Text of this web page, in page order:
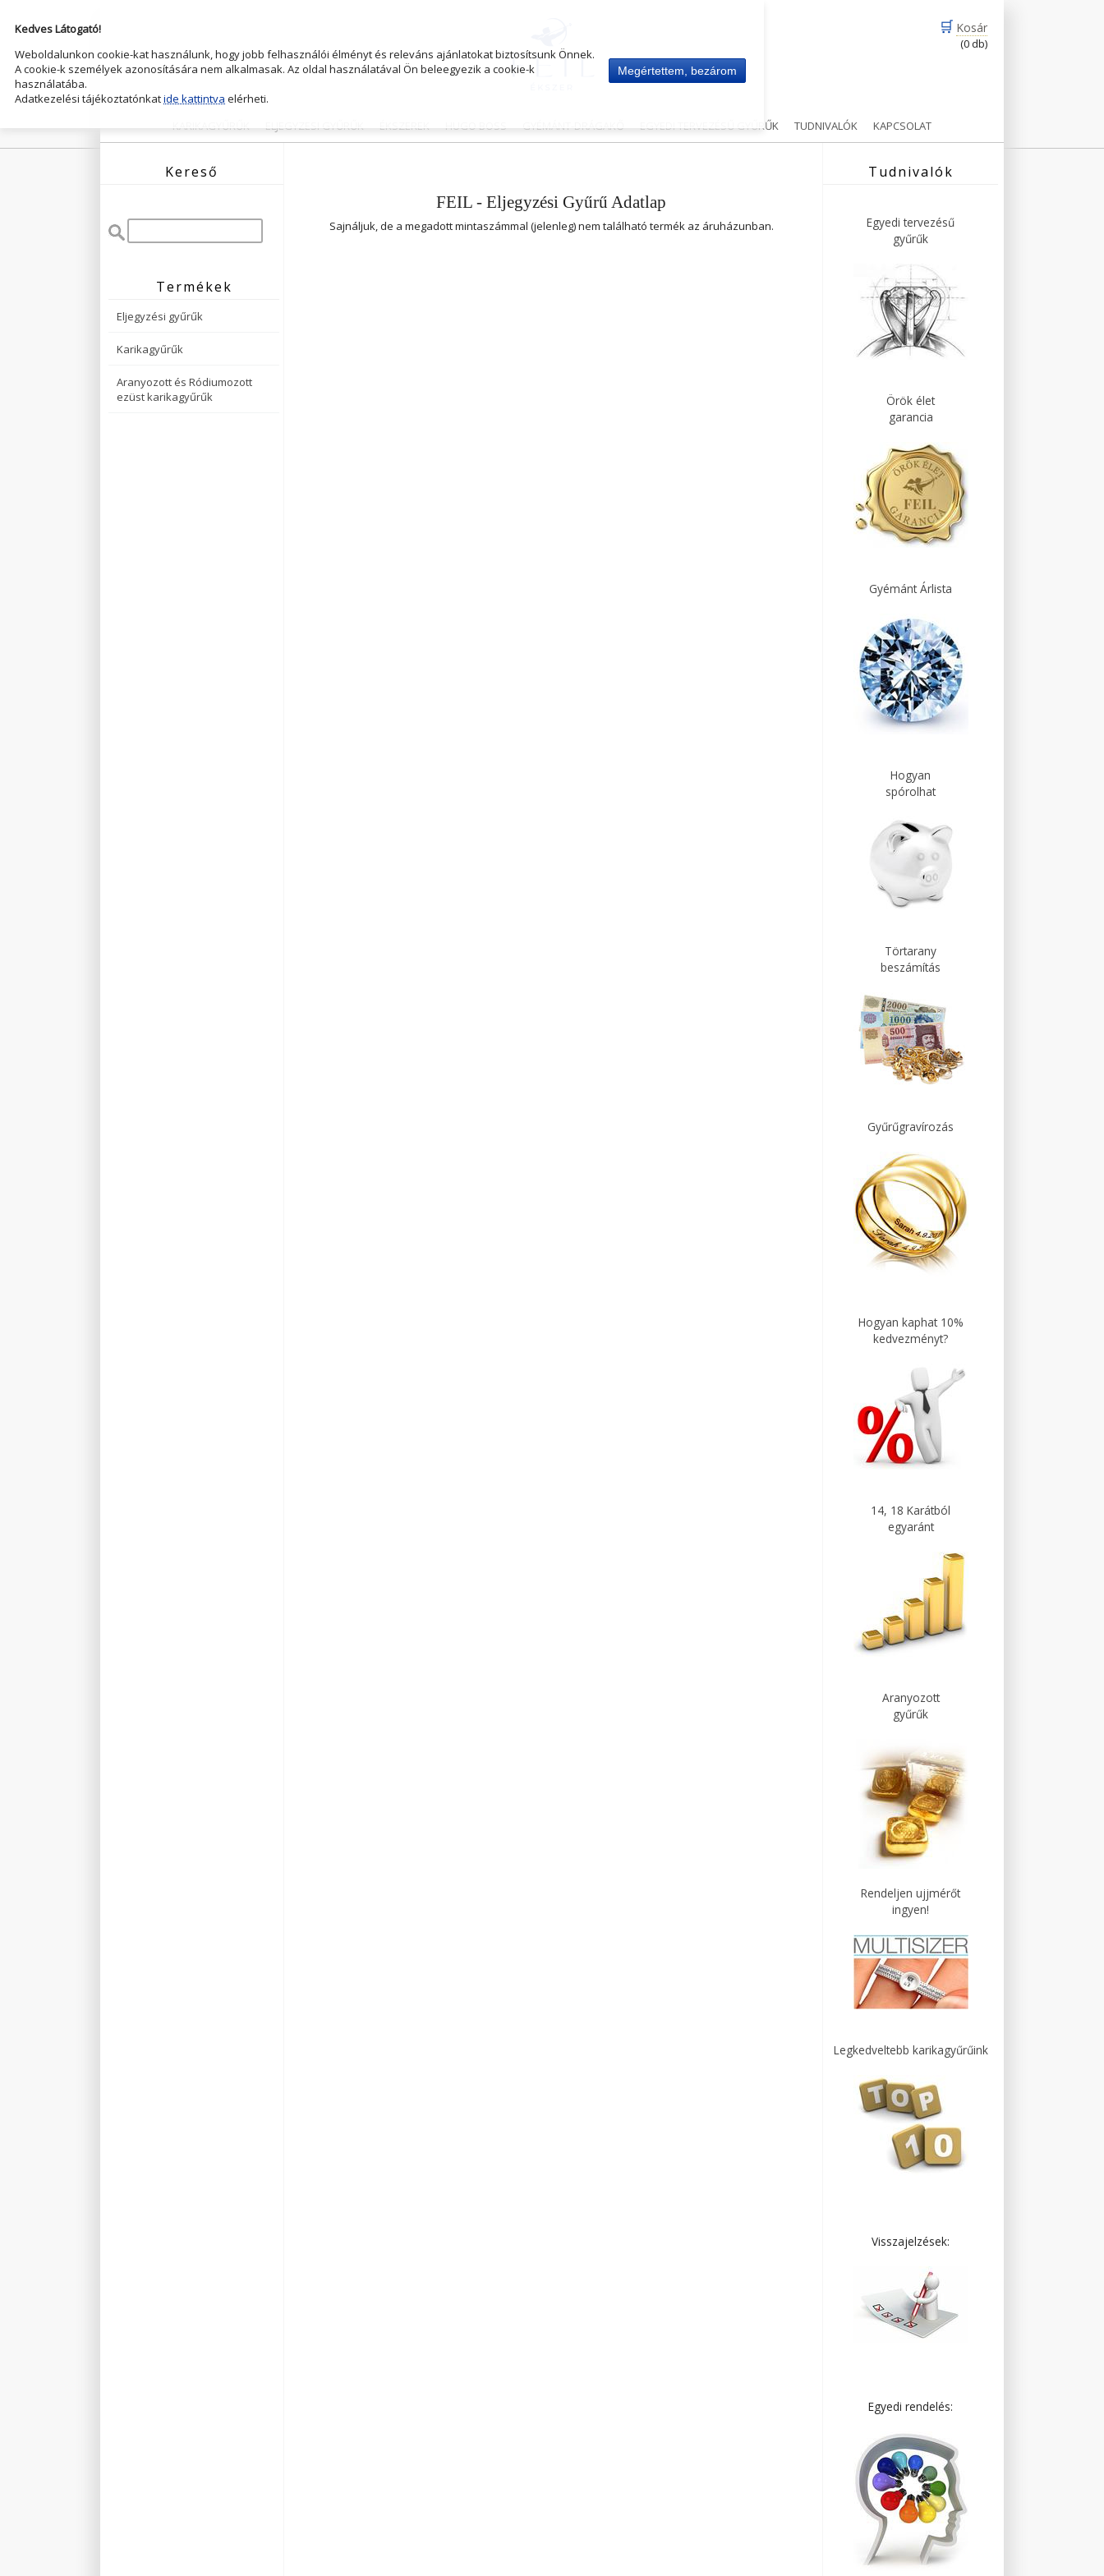
🛒 Kosár
(0 db)
KARIKAGYŰRŰK ELJEGYZESI GYŰRŰK ÉKSZEREK HUGO BOSS GYÉMÁNT-DRÁGAKŐ EGYEDI TERVEZÉSŰ GYŰRŰK TUDNIVALÓK KAPCSOLAT
Kereső
Termékek
Eljegyzési gyűrűk
Karikagyűrűk
Aranyozott és Ródiumozott
ezüst karikagyűrűk
FEIL - Eljegyzési Gyűrű Adatlap
Sajnáljuk, de a megadott mintaszámmal (jelenleg) nem található termék az áruházunban.
Tudnivalók
Egyedi tervezésű
gyűrűk
Örök élet
garancia
Gyémánt Árlista
Hogyan
spórolhat
Törtarany
beszámítás
Gyűrűgravírozás
Hogyan kaphat 10%
kedvezményt?
14, 18 Karátból
egyaránt
Aranyozott
gyűrűk
Rendeljen ujjmérőt
ingyen!
Legkedveltebb karikagyűrűink
Visszajelzések:
Egyedi rendelés:
Kedves Látogató!
Weboldalunkon cookie-kat használunk, hogy jobb felhasználói élményt és releváns ajánlatokat biztosítsunk Önnek.
A cookie-k személyek azonosítására nem alkalmasak. Az oldal használatával Ön beleegyezik a cookie-k
használatába.
Adatkezelési tájékoztatónkatide kattintva elérheti.
Megértettem, bezárom